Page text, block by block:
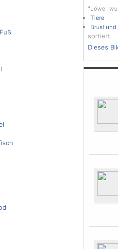
"Löwe"
Tiere
Brust
sortiert.
Dieses